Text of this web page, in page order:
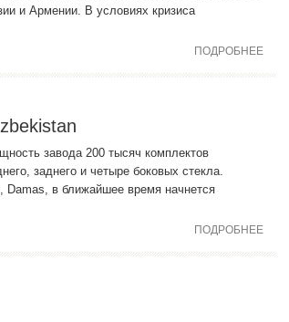
и Армении. В условиях кризиса
ПОДРОБНЕЕ
завода 200 тысяч комплектов
заднего и четыре боковых стекла.
в ближайшее время начнется
ПОДРОБНЕЕ